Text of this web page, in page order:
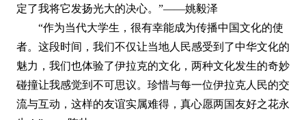
定了我将它发扬光大的决心。”——姚毅泽
“作为当代大学生，很有幸能成为传播中国文化的使
者。这段时间，我们不仅让当地人民感受到了中华文化的
魅力，我们也体验了伊拉克的文化，两种文化发生的奇妙
碰撞让我感觉到不可思议。珍惜与每一位伊拉克人民的交
流与互动，这样的友谊实属难得，真心愿两国友好之花永